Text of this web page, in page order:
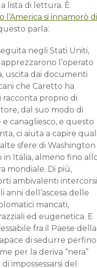
lista di lettura. È
l’America si innamorò di
parla:
negli Stati Uniti,
l’operato
uscita dai documenti
che Caretto ha
racconta proprio di
dal suo modo di
canagliesco, e questo
ci aiuta a capire
sfere di Washington
in Italia, almeno fino
mondiale. Di più,
ambivalenti intercorsi
anni dell’ascesa delle
mancati,
ed eugenetica. E
fra il Paese della
di sedurre perfino
per la deriva “nera”
impossessarsi del